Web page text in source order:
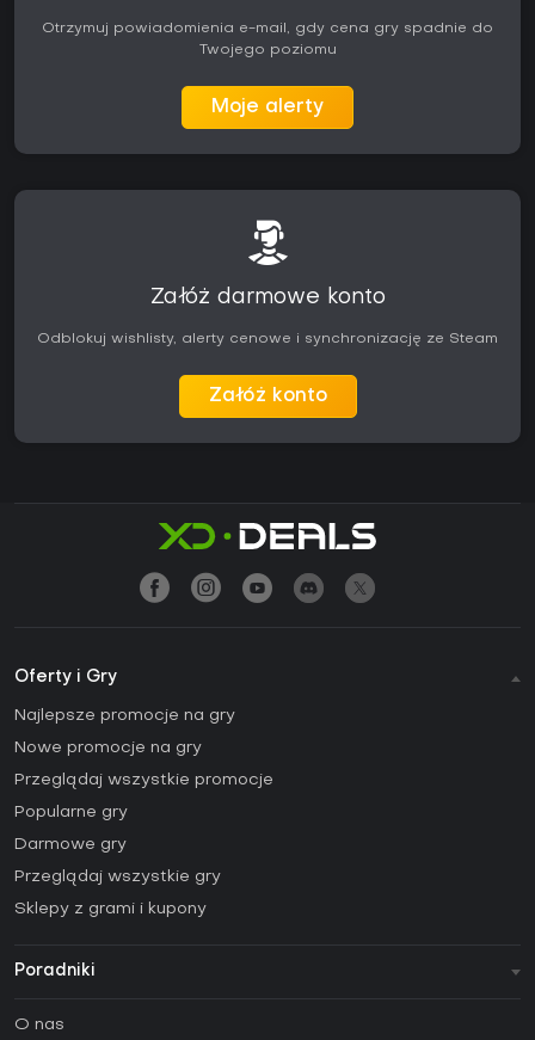
Otrzymuj powiadomienia e-mail, gdy cena gry spadnie do
Twojego poziomu
Moje alerty
Załóż darmowe konto
Odblokuj wishlisty, alerty cenowe i synchronizację ze Steam
Załóż konto
Oferty i Gry
Najlepsze promocje na gry
Nowe promocje na gry
Przeglądaj wszystkie promocje
Popularne gry
Darmowe gry
Przeglądaj wszystkie gry
Sklepy z grami i kupony
Poradniki
O nas